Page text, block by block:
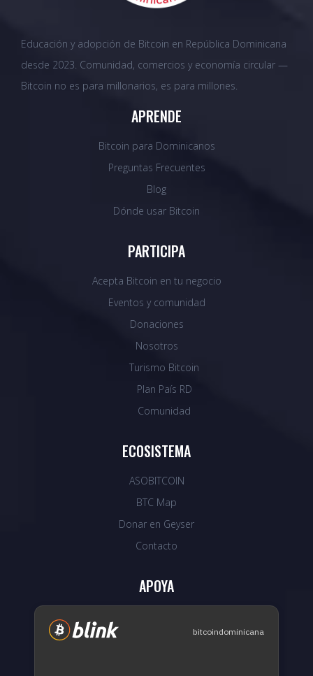
Educación y adopción de Bitcoin en República Dominicana
desde 2023. Comunidad, comercios y economía circular —
Bitcoin no es para millonarios, es para millones.
APRENDE
Bitcoin para Dominicanos
Preguntas Frecuentes
Blog
Dónde usar Bitcoin
PARTICIPA
Acepta Bitcoin en tu negocio
Eventos y comunidad
Donaciones
Nosotros
Turismo Bitcoin
Plan País RD
Comunidad
ECOSISTEMA
ASOBITCOIN
BTC Map
Donar en Geyser
Contacto
APOYA
bitcoindominicana